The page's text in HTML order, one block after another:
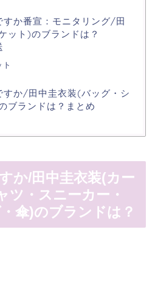
すか番宣：モニタリング/田
ット)のブランドは？
すか/田中圭衣装(バッグ・シ
ブランドは？まとめ
か/田中圭衣装(カー
ツ・スニーカー・
傘)のブランドは？